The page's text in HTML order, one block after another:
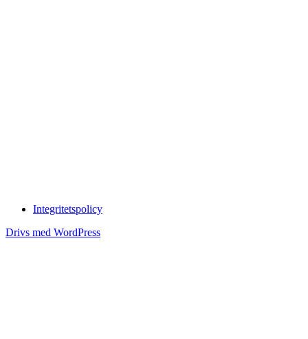
Integritetspolicy
Drivs med WordPress